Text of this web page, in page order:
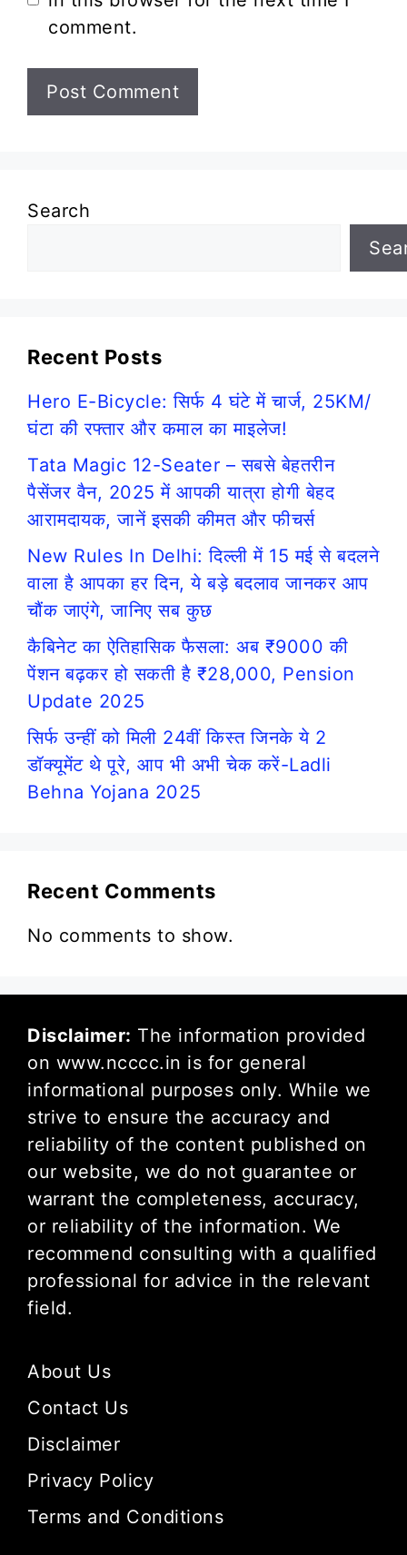
comment.
Search
Recent Posts
Hero E-Bicycle: सिर्फ 4 घंटे में चार्ज, 25KM/
घंटा की रफ्तार और कमाल का माइलेज!
Tata Magic 12-Seater – सबसे बेहतरीन
पैसेंजर वैन, 2025 में आपकी यात्रा होगी बेहद
आरामदायक, जानें इसकी कीमत और फीचर्स
New Rules In Delhi: दिल्ली में 15 मई से बदलने
वाला है आपका हर दिन, ये बड़े बदलाव जानकर आप
चौंक जाएंगे, जानिए सब कुछ
कैबिनेट का ऐतिहासिक फैसला: अब ₹9000 की
पेंशन बढ़कर हो सकती है ₹28,000, Pension
Update 2025
सिर्फ उन्हीं को मिली 24वीं किस्त जिनके ये 2
डॉक्यूमेंट थे पूरे, आप भी अभी चेक करें-Ladli
Behna Yojana 2025
Recent Comments
No comments to show.
Disclaimer: The information provided
on www.ncccc.in is for general
informational purposes only. While we
strive to ensure the accuracy and
reliability of the content published on
our website, we do not guarantee or
warrant the completeness, accuracy,
or reliability of the information. We
recommend consulting with a qualified
professional for advice in the relevant
field.
About Us
Contact Us
Disclaimer
Privacy Policy
Terms and Conditions